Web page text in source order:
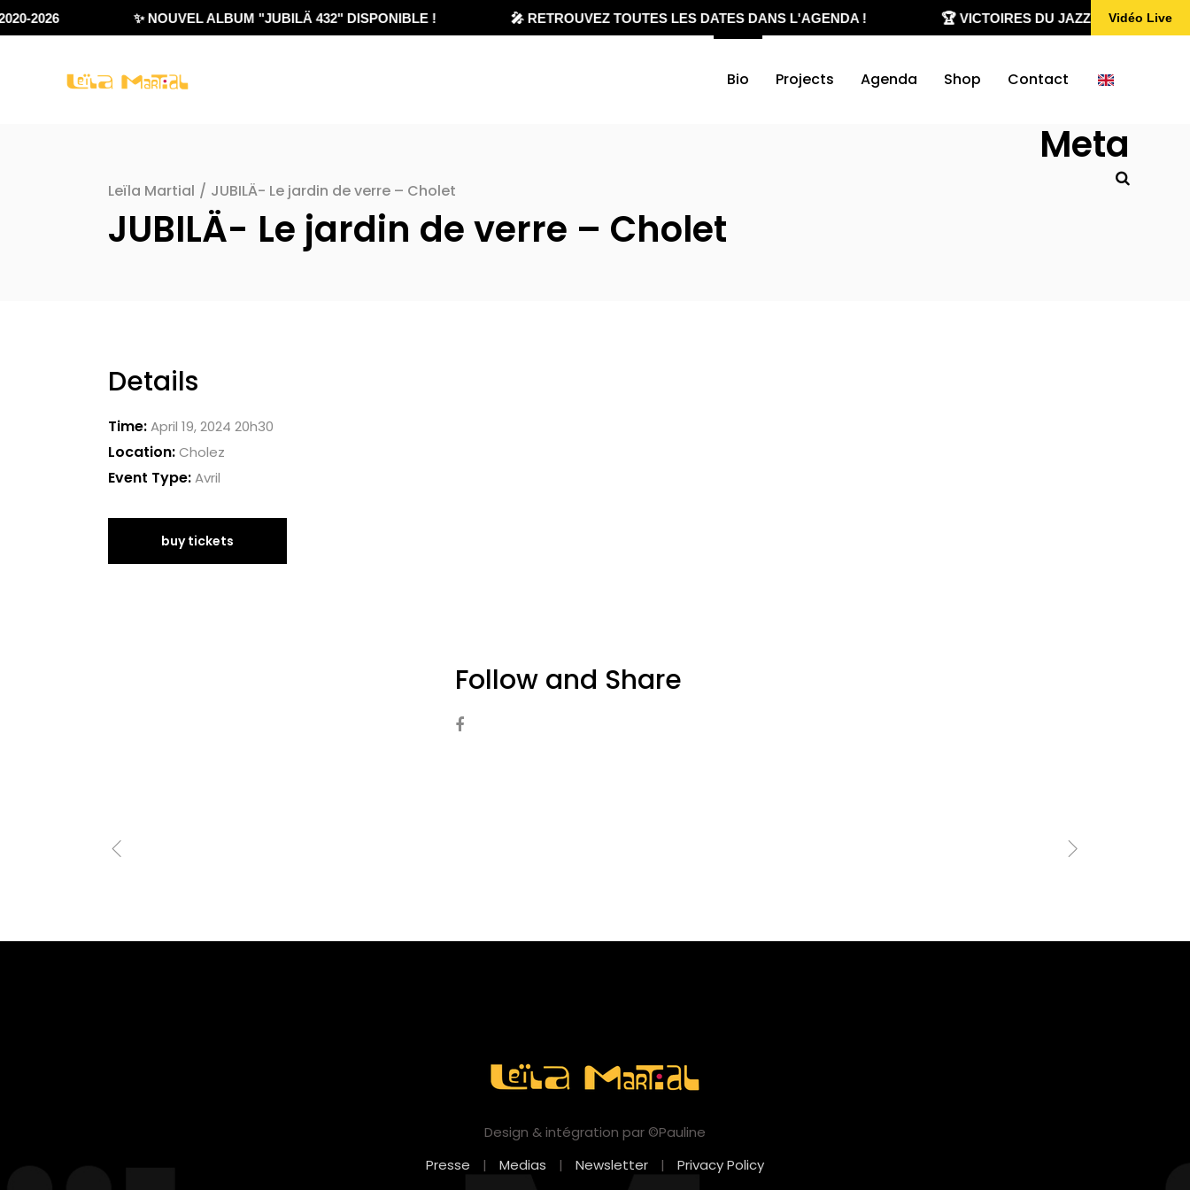
2026 ✨ NOUVEL ALBUM "JUBILÄ 432" DISPONIBLE ! 🎤 RETROUVEZ TOUTES LES DATES DANS L'AGENDA ! 🏆 VICTOIRES DU JAZZ 2020-2026Vidéo Live
Bio Projects Agenda Shop Contact
Meta
Leïla Martial / JUBILÄ- Le jardin de verre – Cholet
JUBILÄ- Le jardin de verre – Cholet
Details
Time:April 19, 2024 20h30
Location:Cholez
Event Type:Avril
buy tickets
Follow and Share
Design & intégration par ©Pauline
Presse
| Medias | Newsletter | Privacy Policy